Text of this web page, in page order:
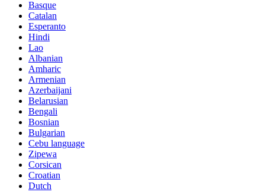
Basque
Catalan
Esperanto
Hindi
Lao
Albanian
Amharic
Armenian
Azerbaijani
Belarusian
Bengali
Bosnian
Bulgarian
Cebu language
Zipewa
Corsican
Croatian
Dutch